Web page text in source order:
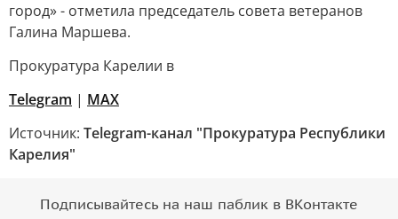
город» - отметила председатель совета ветеранов
Галина Маршева.
Прокуратура Карелии в
Telegram | MAX
Источник: Telegram-канал "Прокуратура Республики
Карелия"
Подписывайтесь на наш паблик в ВКонтакте